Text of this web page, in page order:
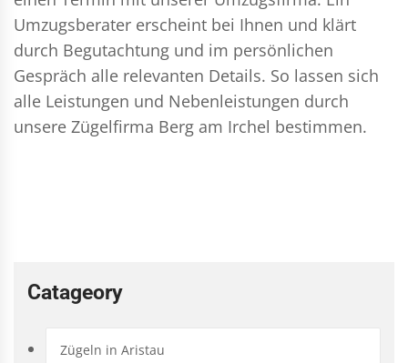
Umzugsberater erscheint bei Ihnen und klärt
durch Begutachtung und im persönlichen
Gespräch alle relevanten Details. So lassen sich
alle Leistungen und Nebenleistungen durch
unsere Zügelfirma Berg am Irchel bestimmen.
Catageory
Zügeln in Aristau